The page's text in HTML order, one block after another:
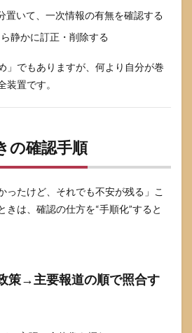
置いて、一次情報の有無を確認する
静かに訂正・削除する
」でもありますが、何より自分が巻
装置です。
の確認手順
ったけど、それでも不安が残る」こ
きは、確認の仕方を“手順化”すると
→主要報道の順で照合す